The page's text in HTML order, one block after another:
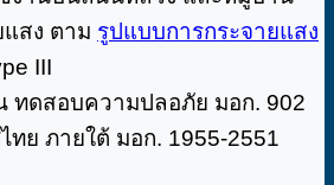
สง ตาม รูปแบบการกระจายแสง
III
ทดสอบความปลอภัย มอก. 902
ทย ภายใต้ มอก. 1955-2551